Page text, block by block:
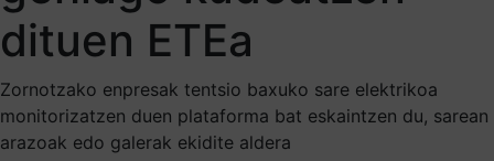
dituen ETEa
Zornotzako enpresak tentsio baxuko sare elektrikoa
monitorizatzen duen plataforma bat eskaintzen du, sarean
arazoak edo galerak ekidite aldera